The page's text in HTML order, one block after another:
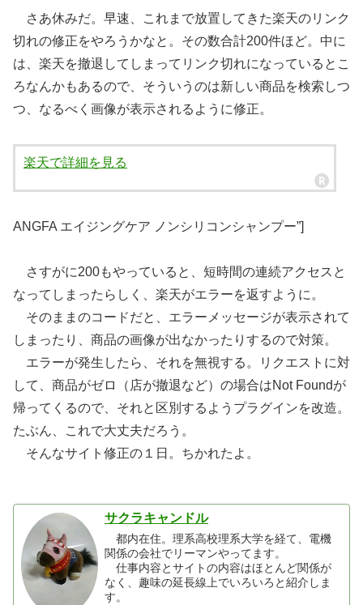
さあ休みだ。早速、これまで放置してきた楽天のリンク
切れの修正をやろうかなと。その数合計200件ほど。中に
は、楽天を撤退してしまってリンク切れになっているとこ
ろなんかもあるので、そういうのは新しい商品を検索しつ
つ、なるべく画像が表示されるように修正。
楽天で詳細を見る
ANGFA エイジングケア ノンシリコンシャンプー”]
さすがに200もやっていると、短時間の連続アクセスと
なってしまったらしく、楽天がエラーを返すように。
そのままのコードだと、エラーメッセージが表示されて
しまったり、商品の画像が出なかったりするので対策。
エラーが発生したら、それを無視する。リクエストに対
して、商品がゼロ（店が撤退など）の場合はNot Foundが
帰ってくるので、それと区別するようプラグインを改造。
たぶん、これで大丈夫だろう。
そんなサイト修正の１日。ちかれたよ。
サクラキャンドル
都内在住。理系高校理系大学を経て、電機
関係の会社でリーマンやってます。
仕事内容とサイトの内容はほとんど関係が
なく、趣味の延長線上でいろいろと紹介しま
す。